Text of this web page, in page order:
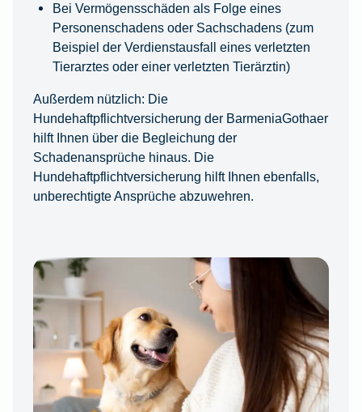
Bei Vermögensschäden als Folge eines
Personenschadens oder Sachschadens (zum
Beispiel der Verdienstausfall eines verletzten
Tierarztes oder einer verletzten Tierärztin)
Außerdem nützlich: Die
Hundehaftpflichtversicherung der BarmeniaGothaer
hilft Ihnen über die Begleichung der
Schadenansprüche hinaus. Die
Hundehaftpflichtversicherung hilft Ihnen ebenfalls,
unberechtigte Ansprüche abzuwehren.